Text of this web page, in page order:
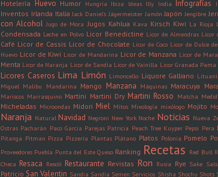
Hotelería Huevo Humor Hungría Ibiza Ideas Illy India Infografías
Inventos Irlanda Italia Jack Daniel's Jägermeister Jamón Japón Jengibre
con Alcohol Jugo de Mora Jugos Kahlua Kava Kirsch Kiwi La Rioja
Condensada Leche en Polvo Licor Benedictine Licor de Almendras Licor
Café Licor de Cassis Licor de Chocolate Licor de Coco Licor de Dulce
Huevo Licor de Kiwi Licor de Mandarina Licor de Manzana Licor de
Menta Licor de Naranja Licor de Sandía Licor de Vainilla Licor Granada Pama
Licores Caseros Lima Limón Limoncello Liquore Galliano
Miguel Malibu Mandarina Mango Manzana Máquinas Maracuya
Mariscos Marrasquino Martini Martini Dry Martini Rosso Matcha
Micheladas Microondas Midori Miel Mitos Mixología mixólogo Mojito
Naranja Natural Navidad Negroni New York Noche Noticias Nueva
Ostras Pacharán Paco Garcia Parejas Patricia Peach Tree Kuyper Pepsi Pera
Pitanga Pitman Pizza Pizzería Plantas Plátano Platos Polonia Pomelo
Proveedores Puebla Punta del Este Queso Ranking Recetas Red Bull
Checa Resaca Resolí Restaurante Revistas Ron Rusia Rye Sake
Patricio San Valentin Sandia Sandía Semen Servicios Shisha Shochu Shots